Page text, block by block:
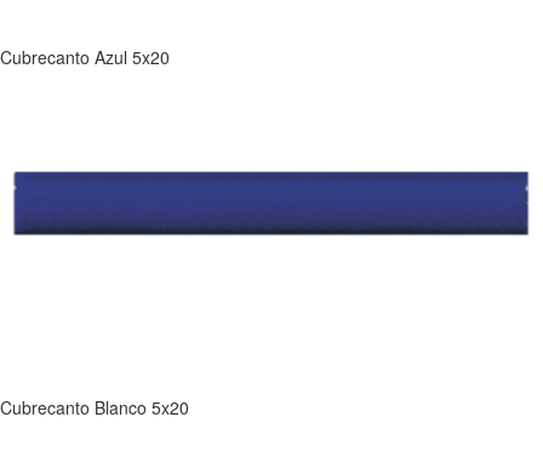
Cubrecanto Azul 5x20
Cubrecanto Blanco 5x20